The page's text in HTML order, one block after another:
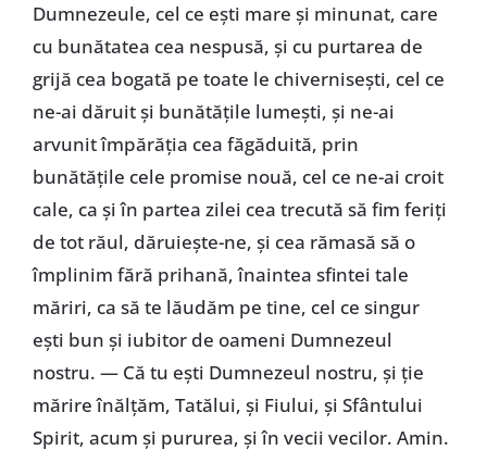
Dumnezeule, cel ce eşti mare şi minunat, care
cu bunătatea cea nespusă, şi cu purtarea de
grijă cea bogată pe toate le chiverniseşti, cel ce
ne-ai dăruit şi bunătăţile lumeşti, şi ne-ai
arvunit împărăţia cea făgăduită, prin
bunătăţile cele promise nouă, cel ce ne-ai croit
cale, ca şi în partea zilei cea trecută să fim feriţi
de tot răul, dăruieşte-ne, şi cea rămasă să o
împlinim fără prihană, înaintea sfintei tale
măriri, ca să te lăudăm pe tine, cel ce singur
eşti bun şi iubitor de oameni Dumnezeul
nostru. — Că tu eşti Dumnezeul nostru, şi ţie
mărire înălţăm, Tatălui, şi Fiului, şi Sfântului
Spirit, acum şi pururea, şi în vecii vecilor. Amin.